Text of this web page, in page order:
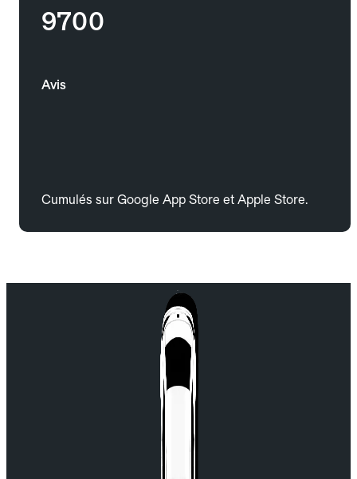
9700
Avis
Cumulés sur Google App Store et Apple Store.